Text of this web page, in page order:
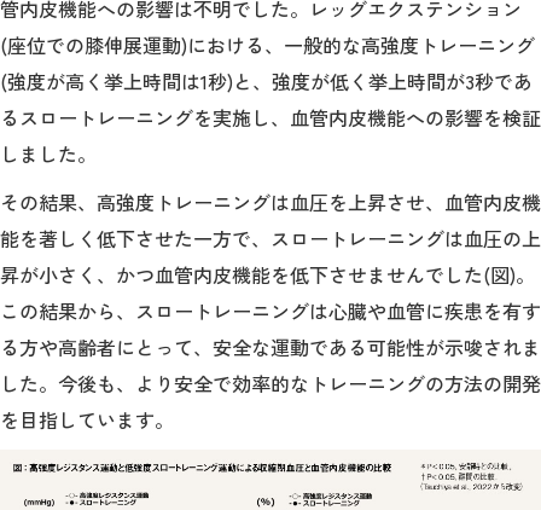
入試情報サイト
2026年9月入学者向け 新入生サイト
MGグッズ オンラインショップ
（外部サイト）
アクセス
キャンパス
案内
入試情報
管内皮機能への影響は不明でした。レッグエクステンション
(座位での膝伸展運動)における、一般的な高強度トレーニング
(強度が高く挙上時間は1秒)と、強度が低く挙上時間が3秒であ
るスロートレーニングを実施し、血管内皮機能への影響を検証
しました。
その結果、高強度トレーニングは血圧を上昇させ、血管内皮機
能を著しく低下させた一方で、スロートレーニングは血圧の上
昇が小さく、かつ血管内皮機能を低下させませんでした(図)。
この結果から、スロートレーニングは心臓や血管に疾患を有す
る方や高齢者にとって、安全な運動である可能性が示唆されま
した。今後も、より安全で効率的なトレーニングの方法の開発
を目指しています。